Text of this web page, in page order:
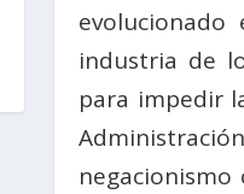
evolucionado
industria de
para impedir